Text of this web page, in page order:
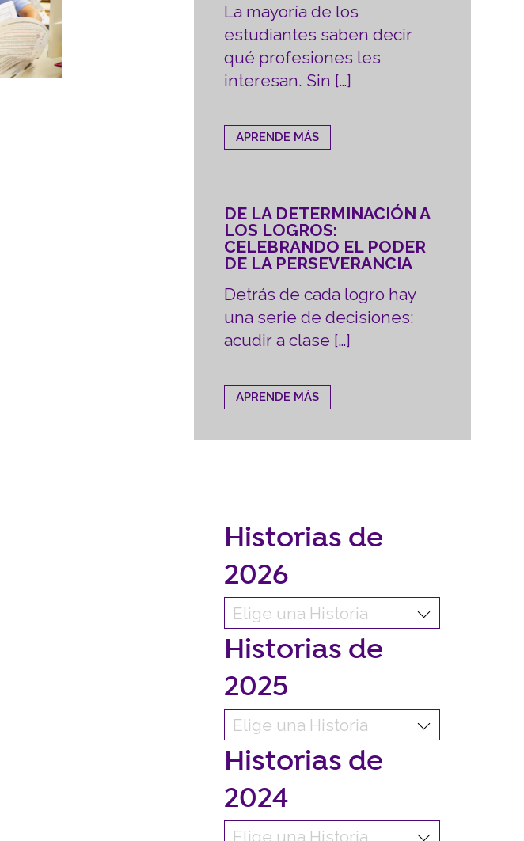
La mayoría de los
estudiantes saben decir
qué profesiones les
interesan. Sin […]
APRENDE MÁS
DE LA DETERMINACIÓN A
LOS LOGROS:
CELEBRANDO EL PODER
DE LA PERSEVERANCIA
Detrás de cada logro hay
una serie de decisiones:
acudir a clase […]
APRENDE MÁS
Historias de
2026
Historias de
2025
Historias de
2024